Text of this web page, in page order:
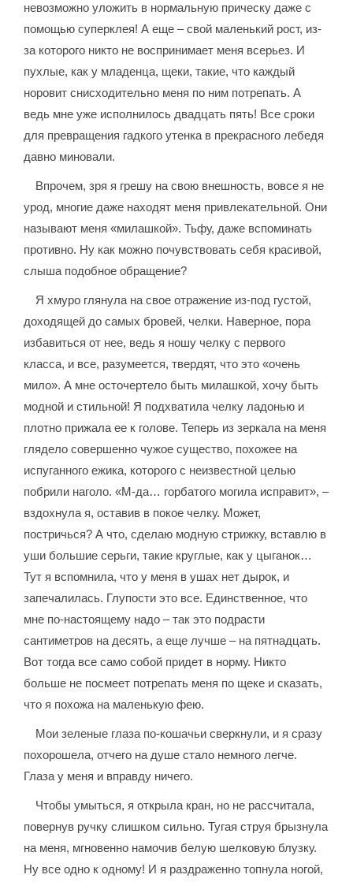
невозможно уложить в нормальную прическу даже с
помощью суперклея! А еще – свой маленький рост, из-
за которого никто не воспринимает меня всерьез. И
пухлые, как у младенца, щеки, такие, что каждый
норовит снисходительно меня по ним потрепать. А
ведь мне уже исполнилось двадцать пять! Все сроки
для превращения гадкого утенка в прекрасного лебедя
давно миновали.
Впрочем, зря я грешу на свою внешность, вовсе я не
урод, многие даже находят меня привлекательной. Они
называют меня «милашкой». Тьфу, даже вспоминать
противно. Ну как можно почувствовать себя красивой,
слыша подобное обращение?
Я хмуро глянула на свое отражение из-под густой,
доходящей до самых бровей, челки. Наверное, пора
избавиться от нее, ведь я ношу челку с первого
класса, и все, разумеется, твердят, что это «очень
мило». А мне осточертело быть милашкой, хочу быть
модной и стильной! Я подхватила челку ладонью и
плотно прижала ее к голове. Теперь из зеркала на меня
глядело совершенно чужое существо, похожее на
испуганного ежика, которого с неизвестной целью
побрили наголо. «М-да… горбатого могила исправит», –
вздохнула я, оставив в покое челку. Может,
постричься? А что, сделаю модную стрижку, вставлю в
уши большие серьги, такие круглые, как у цыганок…
Тут я вспомнила, что у меня в ушах нет дырок, и
запечалилась. Глупости это все. Единственное, что
мне по-настоящему надо – так это подрасти
сантиметров на десять, а еще лучше – на пятнадцать.
Вот тогда все само собой придет в норму. Никто
больше не посмеет потрепать меня по щеке и сказать,
что я похожа на маленькую фею.
Мои зеленые глаза по-кошачьи сверкнули, и я сразу
похорошела, отчего на душе стало немного легче.
Глаза у меня и вправду ничего.
Чтобы умыться, я открыла кран, но не рассчитала,
повернув ручку слишком сильно. Тугая струя брызнула
на меня, мгновенно намочив белую шелковую блузку.
Ну все одно к одному! И я раздраженно топнула ногой,